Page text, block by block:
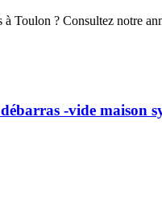
à Toulon ? Consultez notre
-vide maison